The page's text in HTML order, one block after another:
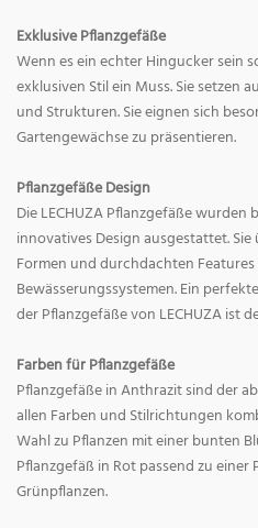
Exklusive Pflanzgefäße
Wenn es ein echter Hingucker sein
exklusiven Stil ein Muss. Sie setzen
und Strukturen. Sie eignen sich
Gartengewächse zu präsentieren.
Pflanzgefäße Design
Die LECHUZA Pflanzgefäße
innovatives Design ausgestattet.
Formen und durchdachten
Bewässerungssystemen. Ein
der Pflanzgefäße von LECHUZA ist
Farben für Pflanzgefäße
Pflanzgefäße in Anthrazit sind der
allen Farben und Stilrichtungen
Wahl zu Pflanzen mit einer bunten
Pflanzgefäß in Rot passend zu
Grünpflanzen.